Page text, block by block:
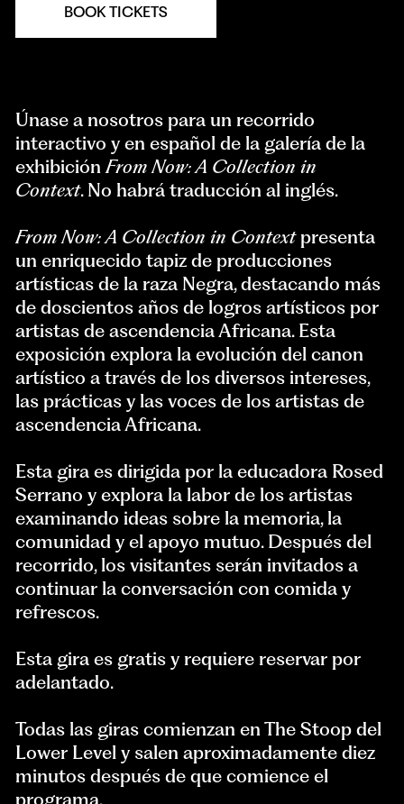
BOOK TICKETS
Únase a nosotros para un recorrido
interactivo y en español de la galería de la
exhibiciónFrom Now: A Collection in
Context. No habrá traducción al inglés.
From Now: A Collection in Contextpresenta
un enriquecido tapiz de producciones
artísticas de la raza Negra, destacando más
de doscientos años de logros artísticos por
artistas de ascendencia Africana. Esta
exposición explora la evolución del canon
artístico a través de los diversos intereses,
las prácticas y las voces de los artistas de
ascendencia Africana.
Esta gira es dirigida por la educadora Rosed
Serrano y explora la labor de los artistas
examinando ideas sobre la memoria, la
comunidad y el apoyo mutuo. Después del
recorrido, los visitantes serán invitados a
continuar la conversación con comida y
refrescos.
Esta gira es gratis y requiere reservar por
adelantado.
Todas las giras comienzan en The Stoop del
Lower Level y salen aproximadamente diez
minutos después de que comience el
programa.